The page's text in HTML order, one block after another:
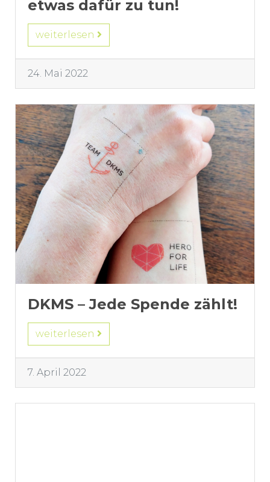
etwas dafür zu tun!
weiterlesen
24. Mai 2022
DKMS – Jede Spende zählt!
weiterlesen
7. April 2022